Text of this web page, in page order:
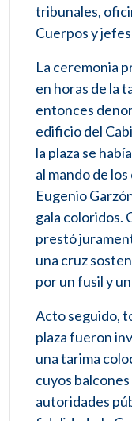
tribunales,
Cuerpos y
La ceremonia
en horas de la
entonces
edificio del
la plaza se
al mando de
Eugenio
gala coloridos.
prestó
una cruz
por un fusil y
Acto seguido,
plaza fueron
una tarima
cuyos
autoridades